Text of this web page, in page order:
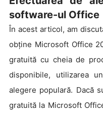
software-ul Office
În acest articol, am
obține Microsoft Office
gratuită cu cheia de
disponibile, utilizarea
alegere populară. Dacă
gratuită la Microsoft